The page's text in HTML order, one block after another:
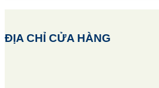
ĐỊA CHỈ CỬA HÀNG